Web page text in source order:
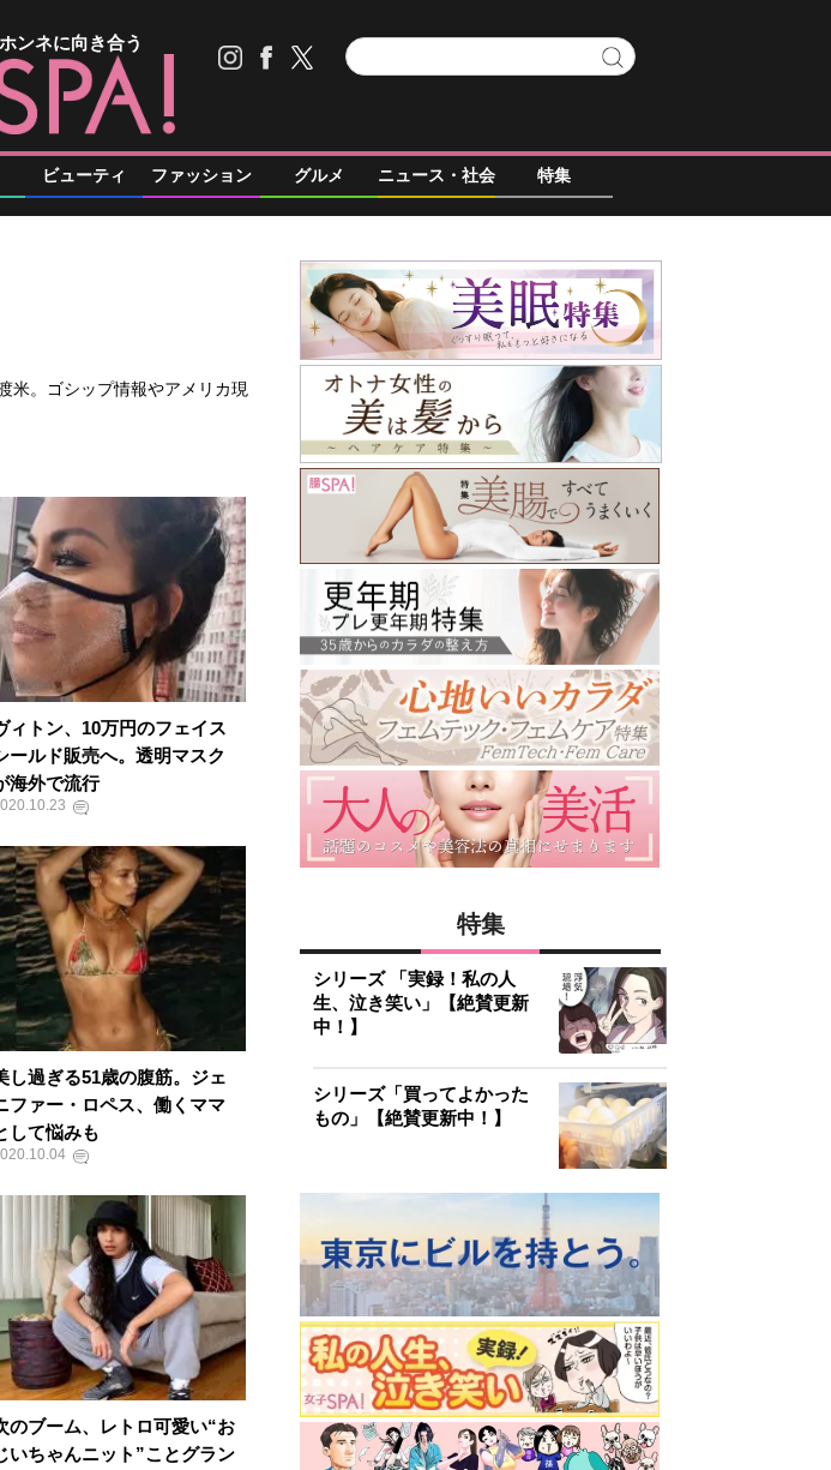
ンネに向き合う
ビューティ ファッション グルメ ニュース・社会 特集
米。ゴシップ情報やアメリカ現
ィトン、10万円のフェイス
ールド販売へ。透明マスク
海外で流行
し過ぎる51歳の腹筋。ジェ
ファー・ロペス、働くママ
して悩みも
のブーム、レトロ可愛い“お
いちゃんニット”ことグラン
特集
シリーズ 「実録！私の人
生、泣き笑い」【絶賛更新
中！】
シリーズ「買ってよかった
もの」【絶賛更新中！】